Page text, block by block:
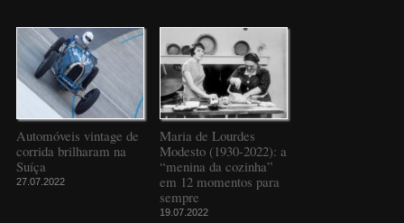
Automóveis vintage de
corrida brilharam na
Suíça
27.07.2022
Maria de Lourdes
Modesto (1930-2022): a
“menina da cozinha”
em 12 momentos para
sempre
19.07.2022